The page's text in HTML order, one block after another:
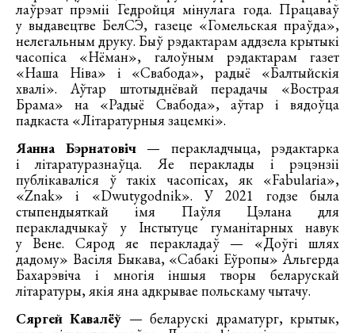
лаўрэат прэміі Гедройця мінулага года. Працаваў
у выдавецтве БелСЭ, газеце «Гомельская праўда»,
нелегальным друку. Быў рэдактарам аддзела крытыкі
часопіса «Нёман», галоўным рэдактарам газет
«Наша Ніва» і «Свабода», радыё «Балтыйскія
хвалі». Аўтар штотыднёвай перадачы «Вострая
Брама» на «Радыё Свабода», аўтар і вядоўца
падкаста «Літаратурныя зацемкі».
Яанна Бэрнатовіч— перакладчыца, рэдактарка
і літаратуразнаўца. Яе пераклады і рэцэнзіі
публікаваліся ў такіх часопісах, як «Fabularia»,
«Znak» і «Dwutygodnik». У 2021 годзе была
стыпендыяткай імя Паўля Цэлана для
перакладчыкаў у Інстытуце гуманітарных навук
у Вене. Сярод яе перакладаў — «Доўгі шлях
дадому» Васіля Быкава, «Сабакі Еўропы» Альгерда
Бахарэвіча і многія іншыя творы беларускай
літаратуры, якія яна адкрывае польскаму чытачу.
Сяргей Кавалёў — беларускі драматург, крытык,